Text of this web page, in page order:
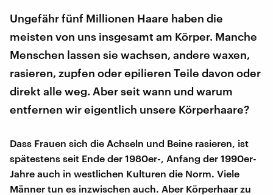
Ungefähr fünf Millionen Haare haben die
meisten von uns insgesamt am Körper. Manche
Menschen lassen sie wachsen, andere waxen,
rasieren, zupfen oder epilieren Teile davon oder
direkt alle weg. Aber seit wann und warum
entfernen wir eigentlich unsere Körperhaare?
Dass Frauen sich die Achseln und Beine rasieren, ist
spätestens seit Ende der 1980er-, Anfang der 1990er-
Jahre auch in westlichen Kulturen die Norm. Viele
Männer tun es inzwischen auch. Aber Körperhaar zu